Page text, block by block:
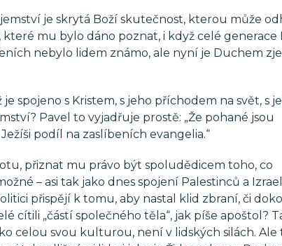
je skrytá Boží skutečnost, kterou může
mu bylo dáno poznat, i když celé generace
nebylo lidem známo, ale nyní je Duchem
spojeno s Kristem, s jeho příchodem na svět, s
Pavel to vyjadřuje prostě: „Že pohané jsou
podíl na zaslíbeních evangelia.“
přiznat mu právo být spoludědicem toho, co
– asi tak jako dnes spojení Palestinců a
přispějí k tomu, aby nastal klid zbraní, či
cítili „částí společného těla“, jak píše apoštol?
celou svou kulturou, není v lidských silách. Ale